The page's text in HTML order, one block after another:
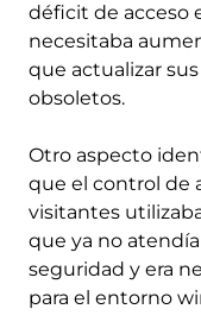
déficit de acceso
necesitaba
que actualizar
obsoletos.
Otro aspecto
que el control de
visitantes
que ya no
seguridad y era
para el entorno